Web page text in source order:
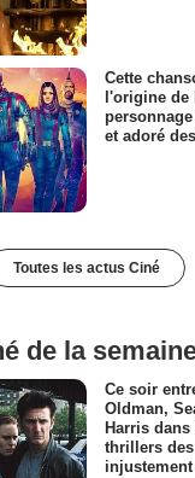
Cette
l'origine de
et adoré
Toutes les actus Ciné
de la
Ce soir
Oldman,
Harris
thrillers des